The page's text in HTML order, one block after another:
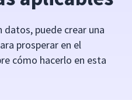
datos, puede crear una
prosperar en el
cómo hacerlo en esta